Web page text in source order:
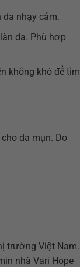
nhạy cảm.
da. Phù hợp
không khó để tìm
da mụn. Do
trường Việt Nam.
nhà Vari Hope